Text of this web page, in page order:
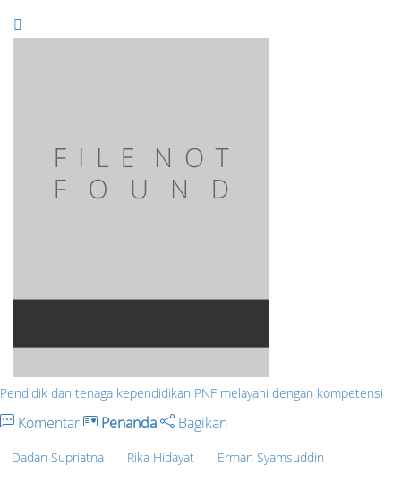
Pendidik dan tenaga kependidikan PNF melayani dengan kompetensi
Komentar Penanda Bagikan
Dadan Supriatna Rika Hidayat Erman Syamsuddin